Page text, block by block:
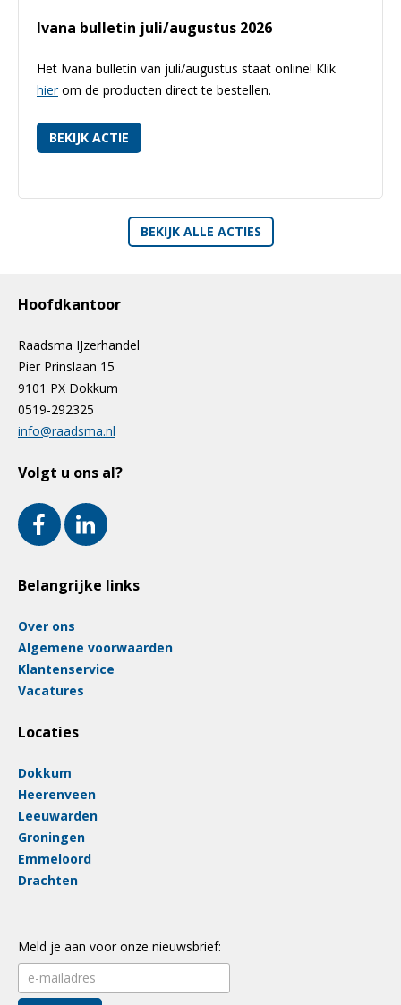
Ivana bulletin juli/augustus 2026
Het Ivana bulletin van juli/augustus staat online! Klik
hierom de producten direct te bestellen.
BEKIJK ACTIE
BEKIJK ALLE ACTIES
Hoofdkantoor
Raadsma IJzerhandel
Pier Prinslaan 15
9101 PX Dokkum
0519-292325
info@raadsma.nl
Volgt u ons al?
Belangrijke links
Over ons
Algemene voorwaarden
Klantenservice
Vacatures
Locaties
Dokkum
Heerenveen
Leeuwarden
Groningen
Emmeloord
Drachten
Meld je aan voor onze nieuwsbrief: